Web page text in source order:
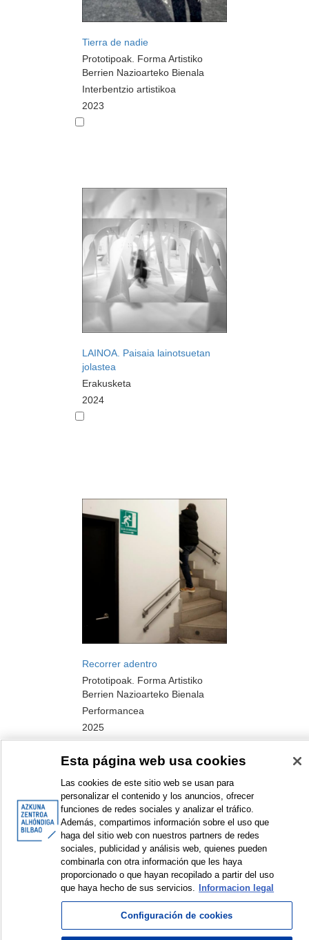
Tierra de nadie
Prototipoak. Forma Artistiko
Berrien Nazioarteko Bienala
Interbentzio artistikoa
2023
LAINOA. Paisaia lainotsuetan
jolastea
Erakusketa
2024
Recorrer adentro
Prototipoak. Forma Artistiko
Berrien Nazioarteko Bienala
Performancea
2025
Erakusten diren elementuak: 1 a 6 de 6
© Azkuna Zentroa - Alhóndiga Bilbao
Esta página web usa cookies
Las cookies de este sitio web se usan para
personalizar el contenido y los anuncios, ofrecer
funciones de redes sociales y analizar el tráfico.
Además, compartimos información sobre el uso que
haga del sitio web con nuestros partners de redes
sociales, publicidad y análisis web, quienes pueden
combinarla con otra información que les haya
proporcionado o que hayan recopilado a partir del uso
que haya hecho de sus servicios.
Informacion legal
Configuración de cookies